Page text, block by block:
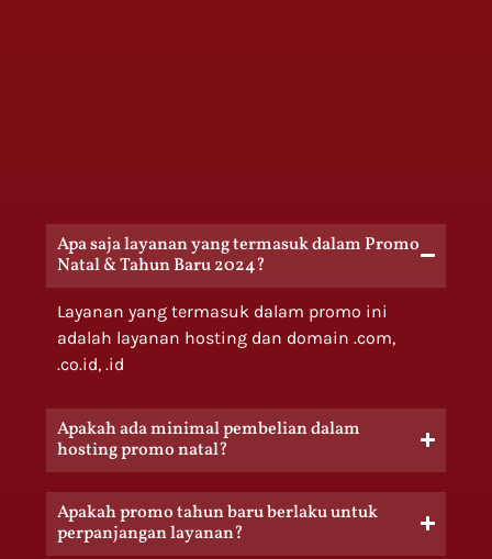
Apa saja layanan yang termasuk dalam Promo
Natal & Tahun Baru 2024?
Layanan yang termasuk dalam promo ini
adalah layanan hosting dan domain .com,
.co.id, .id
Apakah ada minimal pembelian dalam
hosting promo natal?
Apakah promo tahun baru berlaku untuk
perpanjangan layanan?